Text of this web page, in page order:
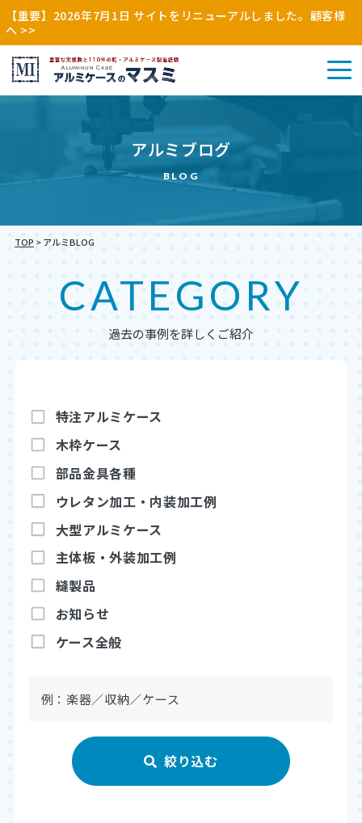
【重要】2026年7月1日 サイトをリニューアルしました。顧客様
へ >>
アルミブログ
お見積もり依頼
アル
ミケ
ース
（特
注）
その
（木
枠・
アルミブログ
BLOG
TOP >アルミBLOG
CATEGORY
過去の事例を詳しくご紹介
特注アルミケース
木枠ケース
部品金具各種
ウレタン加工・内装加工例
大型アルミケース
主体板・外装加工例
縫製品
お知らせ
ケース全般